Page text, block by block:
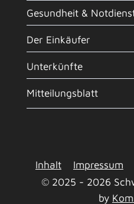
Gesundheit &
Der Einkäufer
Unterkünfte
Mitteilungsblatt
Inhalt Impressum
© 2025 - 2026
by